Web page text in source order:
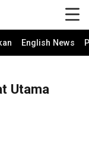
English News
Utama